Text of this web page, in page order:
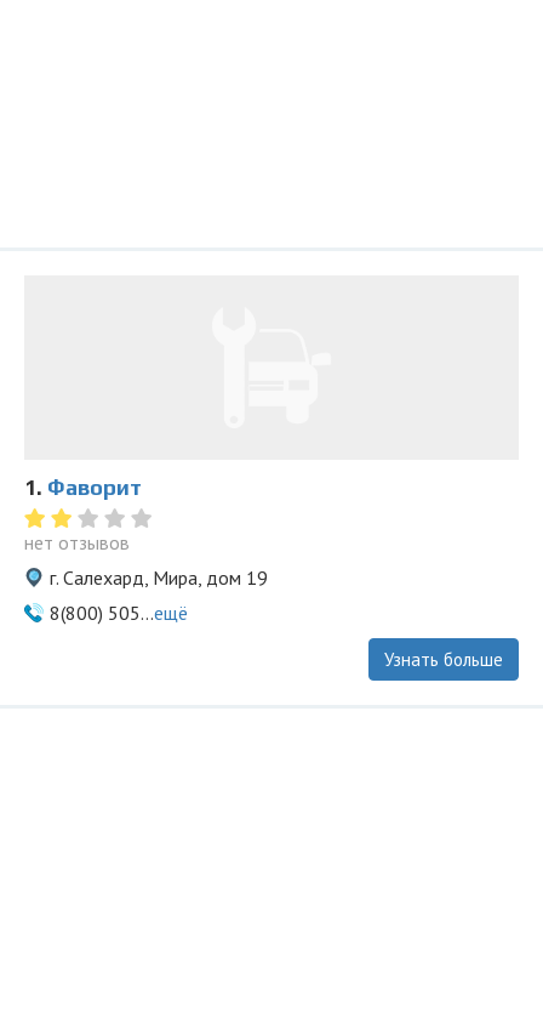
1. Фаворит
нет отзывов
г. Салехард, Мира, дом 19
8(800) 505...ещё
Узнать больше